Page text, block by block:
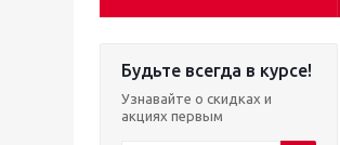
Будьте всегда в курсе!
Узнавайте о скидках и
акциях первым